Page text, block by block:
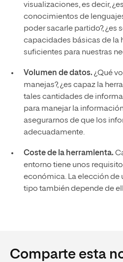
visualizaciones, es decir,
conocimientos de
poder sacarle partido?, ¿es
capacidades básicas de la
suficientes para nuestras
Volumen de datos. ¿Qué
manejas?, ¿es capaz la
tales cantidades de
para manejar la
asegurarnos de que los
adecuadamente.
Coste de la herramienta.
entorno tiene unos
económica. La elección de
tipo también depende de
Comparte esta